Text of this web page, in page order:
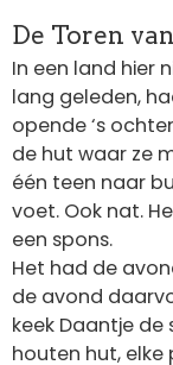
De Toren
In een land hier
lang geleden,
opende ‘s
de hut waar ze
één teen naar
voet. Ook nat.
een spons.
Het had de
de avond
keek Daantje de
houten hut,